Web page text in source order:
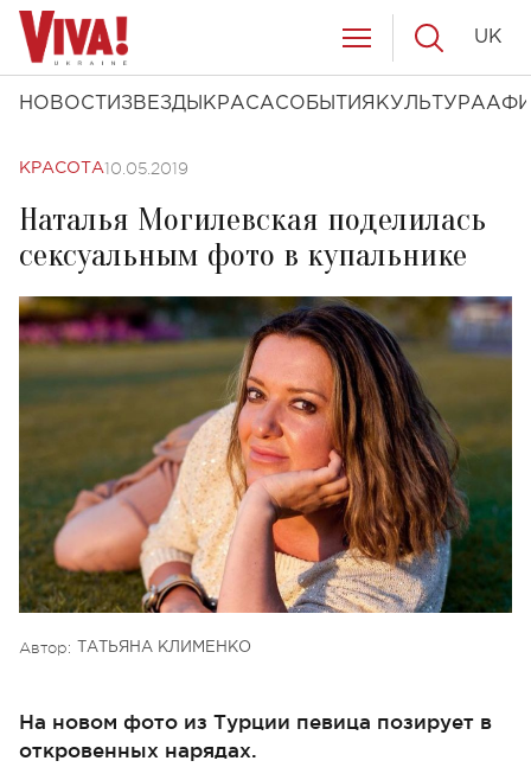
НОВОСТИ ЗВЕЗДЫ КРАСАСОБЫТИЯ КУЛЬТУРА
UK
КРАСОТА10.05.2019
Наталья Могилевская поделилась
сексуальным фото в купальнике
Автор: ТАТЬЯНА КЛИМЕНКО
На новом фото из Турции певица позирует в
откровенных нарядах.